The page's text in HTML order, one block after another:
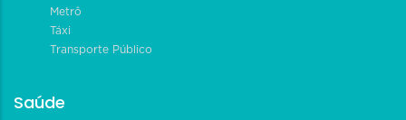
Metrô
Táxi
Transporte Público
Saúde